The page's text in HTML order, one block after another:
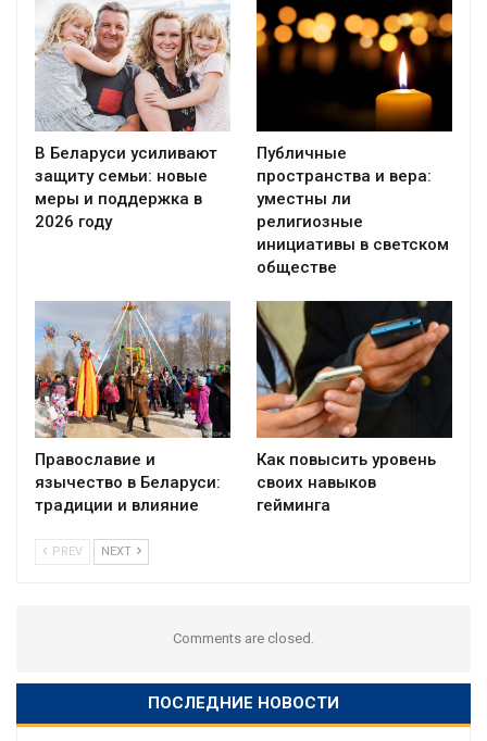
В Беларуси усиливают
защиту семьи: новые
меры и поддержка в
2026 году
Публичные
пространства и вера:
уместны ли
религиозные
инициативы в светском
обществе
Православие и
язычество в Беларуси:
традиции и влияние
Как повысить уровень
своих навыков
гейминга
PREV NEXT
Comments are closed.
ПОСЛЕДНИЕ НОВОСТИ